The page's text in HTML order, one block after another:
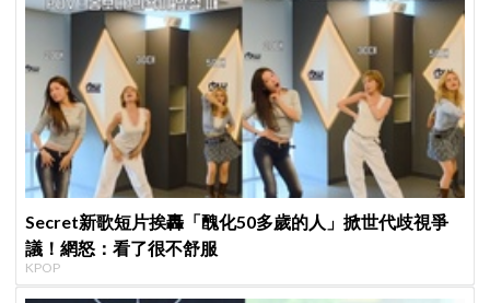
Secret新歌短片挨轟「醜化50多歲的人」掀世代歧視爭
議！網怒：看了很不舒服
KPOP